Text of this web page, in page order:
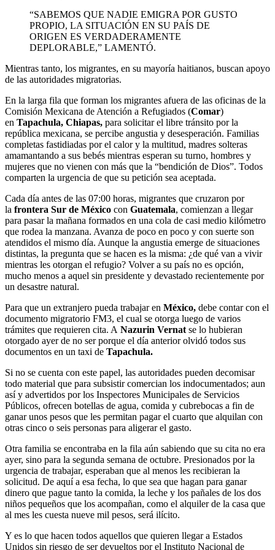
​​“SABEMOS QUE NADIE EMIGRA POR GUSTO
PROPIO, LA SITUACIÓN EN SU PAÍS DE
ORIGEN ES VERDADERAMENTE
DEPLORABLE,” LAMENTÓ.
Mientras tanto, los migrantes, en su mayoría haitianos, buscan apoyo
de las autoridades migratorias.
En la larga fila que forman los migrantes afuera de las oficinas de la
Comisión Mexicana de Atención a Refugiados (Comar)
en Tapachula, Chiapas, para solicitar el libre tránsito por la
república mexicana, se percibe angustia y desesperación. Familias
completas fastidiadas por el calor y la multitud, madres solteras
amamantando a sus bebés mientras esperan su turno, hombres y
mujeres que no vienen con más que la “bendición de Dios”. Todos
comparten la urgencia de que su petición sea aceptada.
Cada día antes de las 07:00 horas, migrantes que cruzaron por
la frontera Sur de México con Guatemala, comienzan a llegar
para pasar la mañana formados en una cola de casi medio kilómetro
que rodea la manzana. Avanza de poco en poco y con suerte son
atendidos el mismo día. Aunque la angustia emerge de situaciones
distintas, la pregunta que se hacen es la misma: ¿de qué van a vivir
mientras les otorgan el refugio? Volver a su país no es opción,
mucho menos a aquel sin presidente y devastado recientemente por
un desastre natural.
Para que un extranjero pueda trabajar en México, debe contar con el
documento migratorio FM3, el cual se otorga luego de varios
trámites que requieren cita. A Nazurin Vernatse lo hubieran
otorgado ayer de no ser porque el día anterior olvidó todos sus
documentos en un taxi de Tapachula.
Si no se cuenta con este papel, las autoridades pueden decomisar
todo material que para subsistir comercian los indocumentados; aun
así y advertidos por los Inspectores Municipales de Servicios
Públicos, ofrecen botellas de agua, comida y cubrebocas a fin de
ganar unos pesos que les permitan pagar el cuarto que alquilan con
otras cinco o seis personas para aligerar el gasto.
Otra familia se encontraba en la fila aún sabiendo que su cita no era
ayer, sino para la segunda semana de octubre. Presionados por la
urgencia de trabajar, esperaban que al menos les recibieran la
solicitud. De aquí a esa fecha, lo que sea que hagan para ganar
dinero que pague tanto la comida, la leche y los pañales de los dos
niños pequeños que los acompañan, como el alquiler de la casa que
al mes les cuesta nueve mil pesos, será ilícito.
Y es lo que hacen todos aquellos que quieren llegar a Estados
Unidos sin riesgo de ser devueltos por el Instituto Nacional de